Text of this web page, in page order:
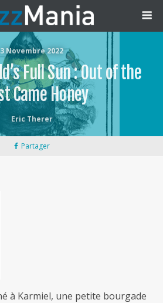
3 Novembre 2022
Full Sun : Out of the
Came Honey
Eric Therer
Partager
à Karmiel, une petite bourgade